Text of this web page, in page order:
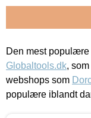
Den mest
Globaltools.dk,
webshops som
populære iblandt